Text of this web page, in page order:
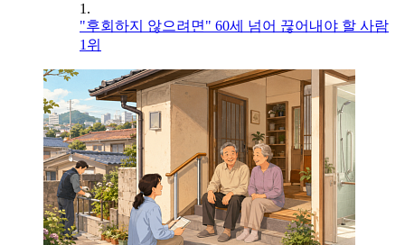
1.
"후회하지 않으려면" 60세 넘어 끊어내야 할 사람
1위